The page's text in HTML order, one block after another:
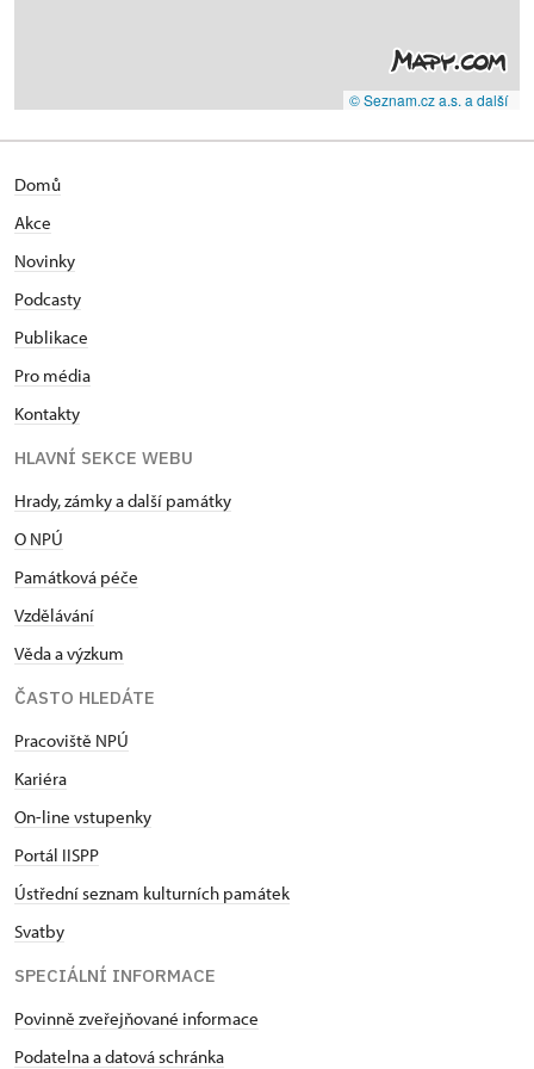
© Seznam.cz a.s. a další
Domů
Akce
Novinky
Podcasty
Publikace
Pro média
Kontakty
HLAVNÍ SEKCE WEBU
Hrady, zámky a další památky
O NPÚ
Památková péče
Vzdělávání
Věda a výzkum
ČASTO HLEDÁTE
Pracoviště NPÚ
Kariéra
On-line vstupenky
Portál IISPP
Ústřední seznam kulturních památek
Svatby
SPECIÁLNÍ INFORMACE
Povinně zveřejňované informace
Podatelna a datová schránka